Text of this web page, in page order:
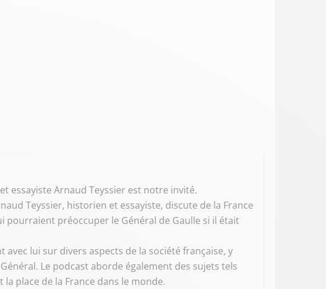
essayiste Arnaud Teyssier est notre invité.
Teyssier, historien et essayiste, discute de la France
pourraient préoccuper le Général de Gaulle si il était
lui sur divers aspects de la société française, y
Le podcast aborde également des sujets tels
place de la France dans le monde.